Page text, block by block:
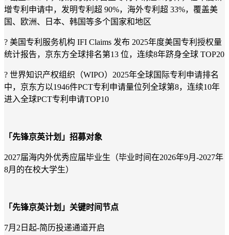
增专利申请中，发明专利超 90%，海外专利超 33%，覆盖美
国、欧洲、日本、韩国等多个国家和地区
? 美国专利服务机构 IFI Claims 发布 2025年度美国专利授权量
统计报告，京东方全球排名第13 位，连续8年跻身全球 TOP20
? 世界知识产权组织（WIPO）2025年全球国际专利申请排名
中，京东方以1946件PCT专利申请量位列全球第8，连续10年
进入全球PCT专利申请TOP10
「先锋京英计划」招募对象
2027届海内外优秀应届毕业生（毕业时间在2026年9月-2027年
8月的在校大学生）
「先锋京英计划」关键时间节点
7月2日起-简历投递通道开启